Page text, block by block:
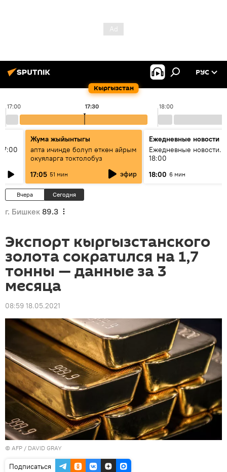
Кыргызстан
РУС
17:00 18:00
17:30
Жума жыйынтыгы
апта ичинде болуп өткөн айрым
окуяларга токтолобуз
17:05 51 мин эфир
Ежедневные новости
Ежедневные новости.
18:00
18:00 6 мин
Вчера Сегодня
г. Бишкек 89.3
Экспорт кыргызстанского
золота сократился на 1,7
тонны — данные за 3
месяца
08:59 18.05.2021
© AFP / DAVID GRAY
Подписаться